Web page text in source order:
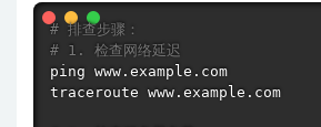
# 排查步骤：
# 1. 检查网络延迟
ping
traceroute www.example.com